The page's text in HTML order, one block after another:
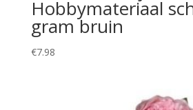
Hobbymateriaal
gram bruin
€7.98